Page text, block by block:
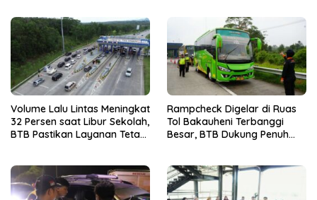
Volume Lalu Lintas Meningkat
32 Persen saat Libur Sekolah,
BTB Pastikan Layanan Tetap
Rampcheck Digelar di Ruas
Tol Bakauheni Terbanggi
Besar, BTB Dukung Penuh